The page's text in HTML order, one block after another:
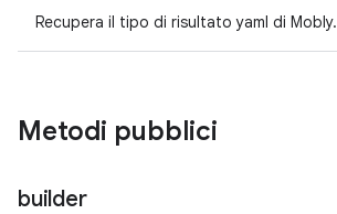
Recupera il tipo di risultato yaml di Mobly.
Metodi pubblici
builder